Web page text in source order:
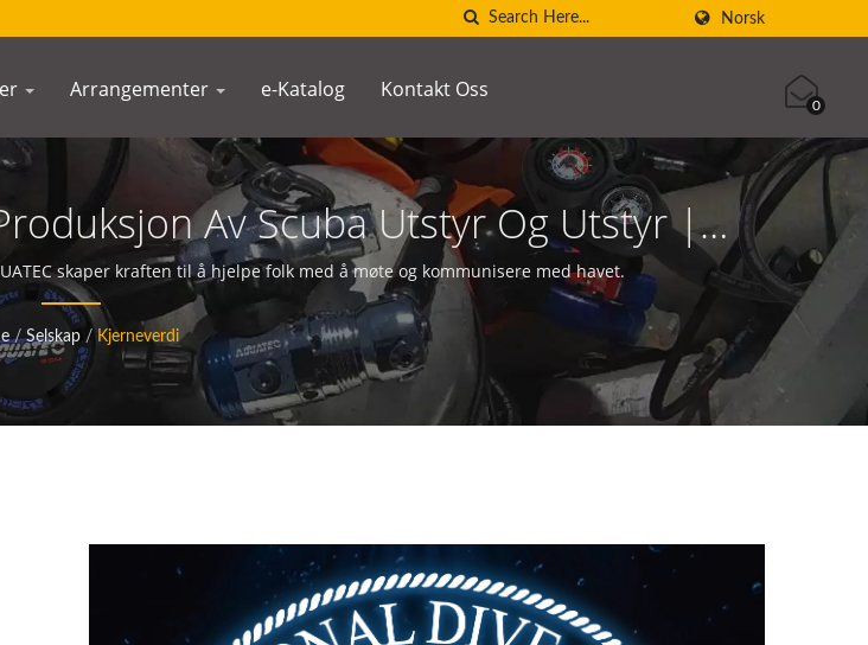
Norsk
Arrangementer e-Katalog Kontakt Oss
0
Av Scuba Utstyr Og Utstyr |
AQUATEC
skaper kraften til å hjelpe folk med å møte og kommunisere med havet.
/ Selskap / Kjerneverdi